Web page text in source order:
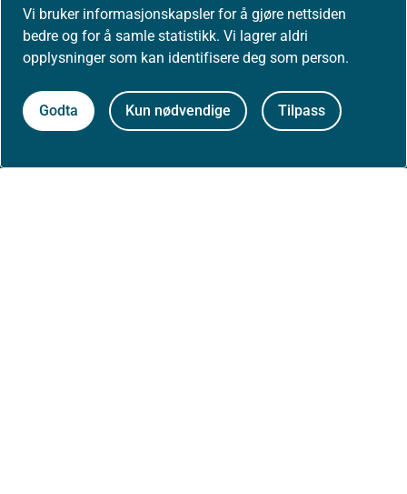
Vi bruker informasjonskapsler for å gjøre nettsiden
bedre og for å samle statistikk. Vi lagrer aldri
opplysninger som kan identifisere deg som person.
Godta Kun nødvendige Tilpass
Nyheter
Høringer